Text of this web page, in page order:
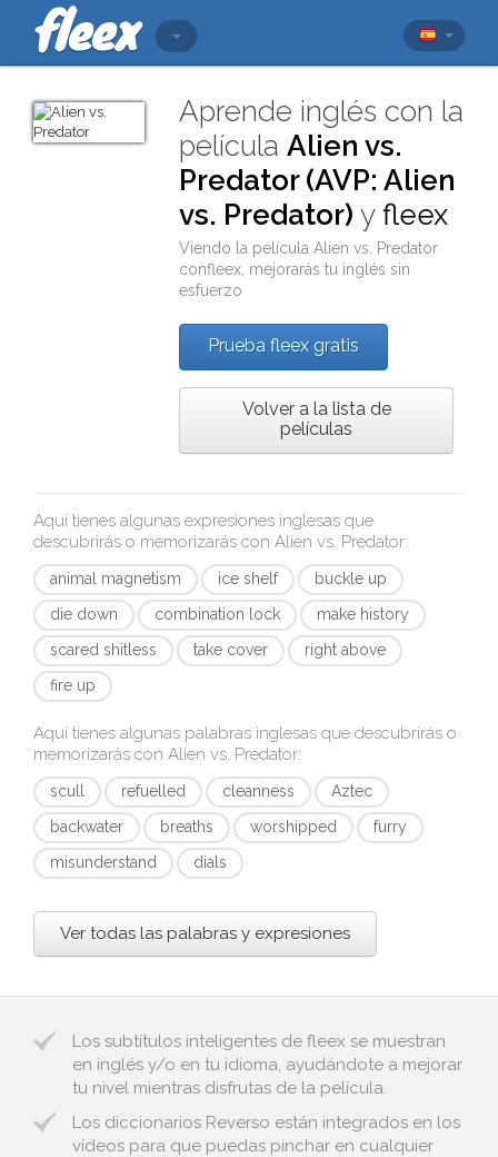
Aprende inglés con la
películaAlien vs.
Predator (AVP: Alien
vs. Predator) yfleex
Viendo la películaAlien vs. Predator
confleex , mejorarás tu inglés sin
esfuerzo
Prueba fleex gratis
Volver a la lista de
películas
Aquí tienes algunas expresiones inglesas que
descubrirás o memorizarás con Alien vs. Predator:
animal magnetism ice shelf
buckle up
die down
combination lock
make history
scared shitless
take cover
right above
fire up
Aquí tienes algunas palabras inglesas que descubrirás o
memorizarás con Alien vs. Predator:
scull refuelled cleanness
Aztec
backwater
breaths worshipped
furry
misunderstand
dials
Ver todas las palabras y expresiones
Los subtítulos inteligentes de fleex se muestran
en inglés y/o en tu idioma, ayudándote a mejorar
tu nivel mientras disfrutas de la película.
Los diccionarios Reverso están integrados en los
vídeos para que puedas pinchar en cualquier